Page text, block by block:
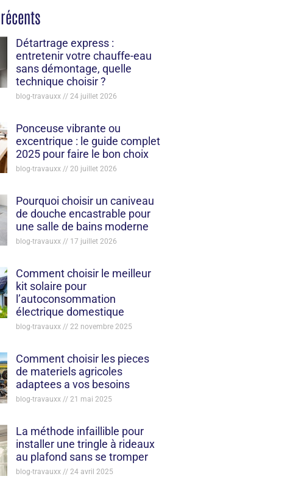
Détartrage express :
entretenir votre chauffe-eau
sans démontage, quelle
technique choisir ?
blog-travauxx 24 juillet 2026
Ponceuse vibrante ou
excentrique : le guide complet
2025 pour faire le bon choix
blog-travauxx 20 juillet 2026
Pourquoi choisir un caniveau
de douche encastrable pour
une salle de bains moderne
blog-travauxx 17 juillet 2026
Comment choisir le meilleur
kit solaire pour
l’autoconsommation
électrique domestique
blog-travauxx 22 novembre 2025
Comment choisir les pieces
de materiels agricoles
adaptees a vos besoins
blog-travauxx 21 mai 2025
La méthode infaillible pour
installer une tringle à rideaux
au plafond sans se tromper
blog-travauxx 24 avril 2025